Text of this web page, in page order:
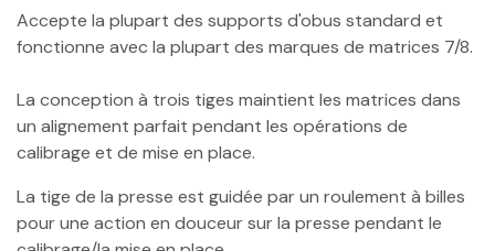
Accepte la plupart des supports d'obus standard et
fonctionne avec la plupart des marques de matrices 7/8.
La conception à trois tiges maintient les matrices dans
un alignement parfait pendant les opérations de
calibrage et de mise en place.
La tige de la presse est guidée par un roulement à billes
pour une action en douceur sur la presse pendant le